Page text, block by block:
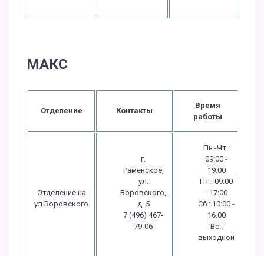
МАКС
Отделение Контакты
Время
работы
Отделение на
ул.Воровского
г.
Раменское,
ул.
Воровского,
д. 5
7 (496) 467-
79-06
Пн.-Чт.:
09:00 -
19:00
Пт.: 09:00
- 17:00
Сб.: 10:00 -
16:00
Вс.:
выходной